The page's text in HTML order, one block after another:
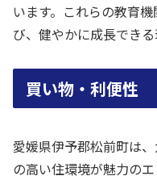
います。これらの教育
び、健やかに成長でき
買い物・利便性
愛媛県伊予郡松前町は
の高い住環境が魅力の